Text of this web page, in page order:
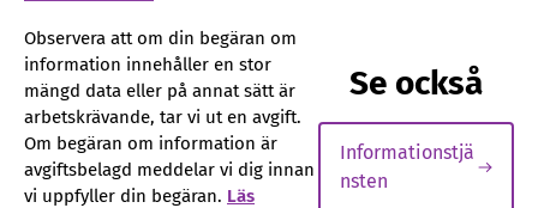
Observera att om din begäran om
information innehåller en stor
mängd data eller på annat sätt är
arbetskrävande, tar vi ut en avgift.
Om begäran om information är
avgiftsbelagd meddelar vi dig innan
vi uppfyller din begäran. Läs
Se också
Informationstjä
nsten